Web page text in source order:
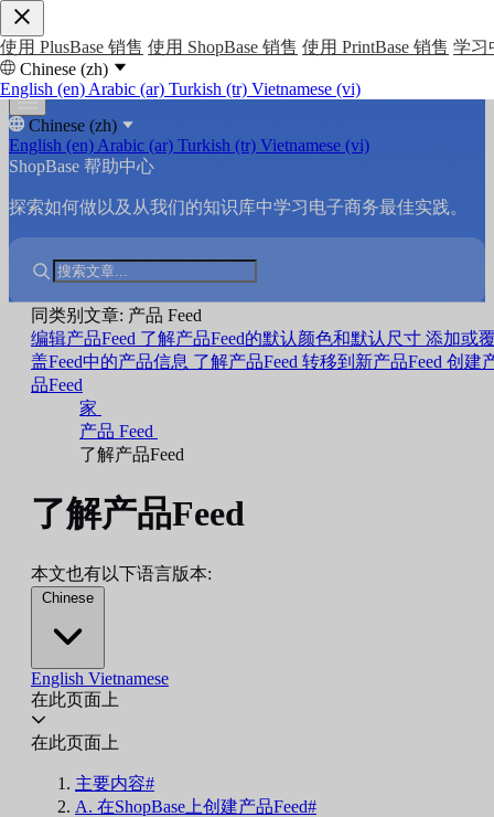
使用 PlusBase 销售 使用 ShopBase 销售 使用 PrintBase 销售 学习
Chinese (zh)
English (en) Arabic (ar) Turkish (tr) Vietnamese (vi)
Chinese (zh)
English (en) Arabic (ar) Turkish (tr) Vietnamese (vi)
ShopBase 帮助中心
探索如何做以及从我们的知识库中学习电子商务最佳实践。
同类别文章: 产品 Feed
编辑产品Feed 了解产品Feed的默认颜色和默认尺寸 添加或
盖Feed中的产品信息 了解产品Feed 转移到新产品Feed 创建
品Feed
家
产品 Feed
了解产品Feed
了解产品Feed
本文也有以下语言版本:
Chinese
English Vietnamese
在此页面上
在此页面上
主要内容#
A. 在ShopBase上创建产品Feed#